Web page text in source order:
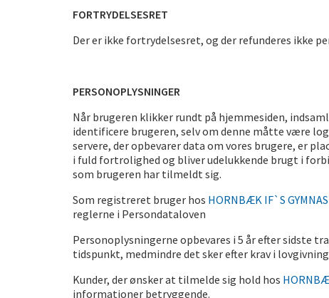
FORTRYDELSESRET
Der er ikke fortrydelsesret, og der refunderes ikke
PERSONOPLYSNINGER
Når brugeren klikker rundt på hjemmesiden,
identificere brugeren, selv om denne måtte være
servere, der opbevarer data om vores brugere, er
i fuld fortrolighed og bliver udelukkende brugt i
som brugeren har tilmeldt sig.
Som registreret bruger hos HORNBÆK IF`S
reglerne i Persondataloven
Personoplysningerne opbevares i 5 år efter sidste
tidspunkt, medmindre det sker efter krav i
Kunder, der ønsker at tilmelde sig hold hos
informationer betryggende.